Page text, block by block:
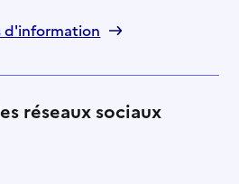
d'information
réseaux sociaux